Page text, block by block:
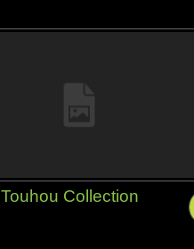
Touhou Collection